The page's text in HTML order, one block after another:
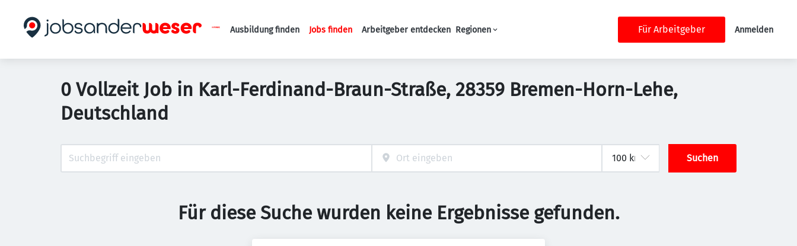
Haupt-Navigation
Ausbildung finden Jobs finden Arbeitgeber entdecken Regionen Für Arbeitgeber Anmelden
0 Vollzeit Job in Karl-Ferdinand-Braun-Straße, 28359 Bremen-Horn-Lehe,
Deutschland
Suchen
Für diese Suche wurden keine Ergebnisse gefunden.